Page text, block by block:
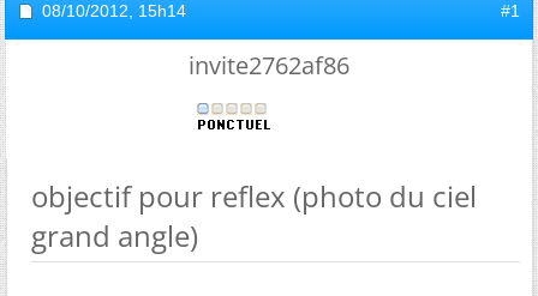
08/10/2012, 15h14 #1
invite2762af86
objectif pour reflex (photo du ciel
grand angle)